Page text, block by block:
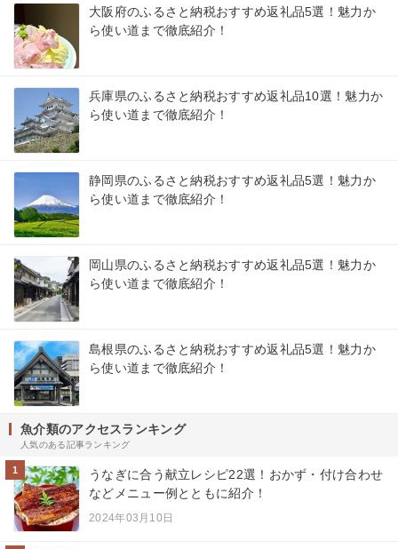
大阪府のふるさと納税おすすめ返礼品5選！魅力か
ら使い道まで徹底紹介！
兵庫県のふるさと納税おすすめ返礼品10選！魅力か
ら使い道まで徹底紹介！
静岡県のふるさと納税おすすめ返礼品5選！魅力か
ら使い道まで徹底紹介！
岡山県のふるさと納税おすすめ返礼品5選！魅力か
ら使い道まで徹底紹介！
島根県のふるさと納税おすすめ返礼品5選！魅力か
ら使い道まで徹底紹介！
魚介類のアクセスランキング
人気のある記事ランキング
1
うなぎに合う献立レシピ22選！おかず・付け合わせ
などメニュー例とともに紹介！
2024年03月10日